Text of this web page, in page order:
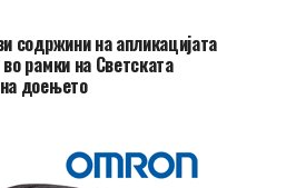
содржини на апликацијата
во рамки на Светската
доењето